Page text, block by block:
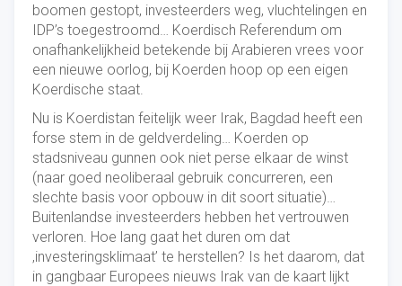
boomen gestopt, investeerders weg, vluchtelingen en
IDP’s toegestroomd… Koerdisch Referendum om
onafhankelijkheid betekende bij Arabieren vrees voor
een nieuwe oorlog, bij Koerden hoop op een eigen
Koerdische staat.
Nu is Koerdistan feitelijk weer Irak, Bagdad heeft een
forse stem in de geldverdeling… Koerden op
stadsniveau gunnen ook niet perse elkaar de winst
(naar goed neoliberaal gebruik concurreren, een
slechte basis voor opbouw in dit soort situatie)…
Buitenlandse investeerders hebben het vertrouwen
verloren. Hoe lang gaat het duren om dat
‚investeringsklimaat’ te herstellen? Is het daarom, dat
in gangbaar Europees nieuws Irak van de kaart lijkt